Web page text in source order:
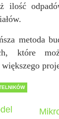
ilość
metoda
które